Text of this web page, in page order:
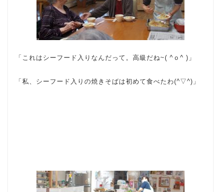
「これはシーフード入りなんだって。高級だね~( ^ｏ^ )」
「私、シーフード入りの焼きそばは初めて食べたわ(^▽^)」